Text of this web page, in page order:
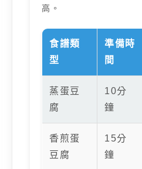
高。
食譜類
型
準備時
間
蒸蛋豆
腐
10分
鐘
香煎蛋
豆腐
15分
鐘